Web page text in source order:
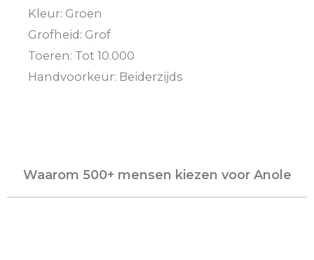
Kleur: Groen
Grofheid: Grof
Toeren: Tot 10.000
Handvoorkeur: Beiderzijds
Waarom 500+ mensen kiezen voor Anole